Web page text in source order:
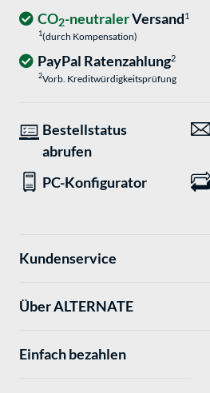
CO2-neutralerVersand1
1(durch Kompensation)
PayPal Ratenzahlung2
2Vorb. Kreditwürdigkeitsprüfung
Bestellstatus
abrufen
PC-Konfigurator
Kundenservice
Über ALTERNATE
Einfach bezahlen